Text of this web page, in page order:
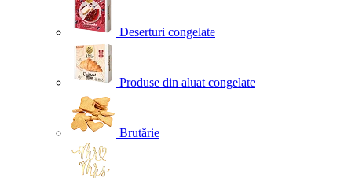
Deserturi congelate
Produse din aluat congelate
Brutărie